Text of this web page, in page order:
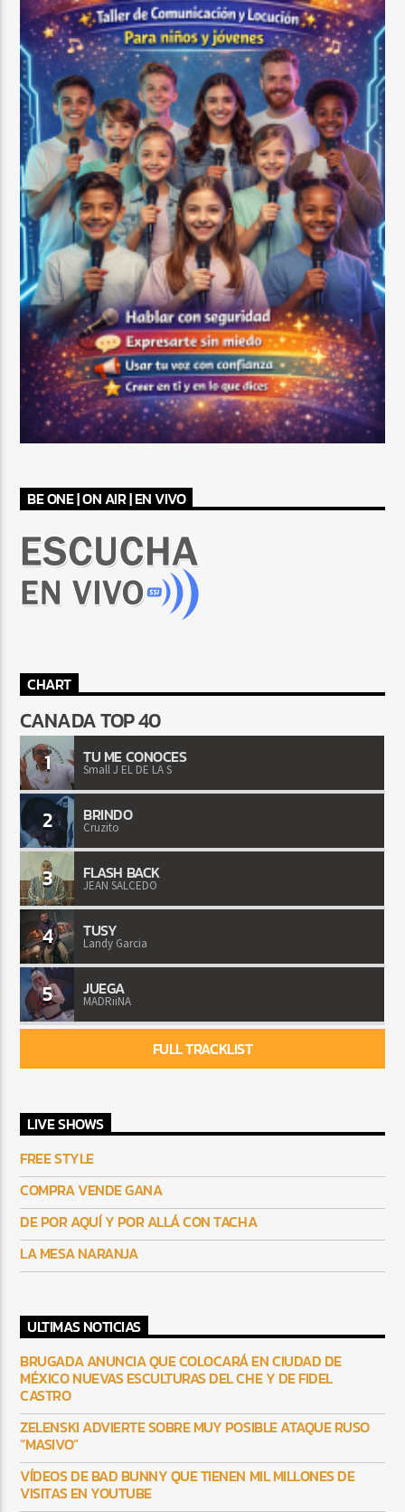
BE ONE | ON AIR | EN VIVO
CHART
CANADA TOP 40
1 TU ME CONOCES
Small J EL DE LA S
2 BRINDO
Cruzito
3 FLASH BACK
JEAN SALCEDO
4 TUSY
Landy Garcia
5 JUEGA
MADRiiNA
FULL TRACKLIST
LIVE SHOWS
FREE STYLE
COMPRA VENDE GANA
DE POR AQUÍ Y POR ALLÁ CON TACHA
LA MESA NARANJA
ULTIMAS NOTICIAS
BRUGADA ANUNCIA QUE COLOCARÁ EN CIUDAD DE
MÉXICO NUEVAS ESCULTURAS DEL CHE Y DE FIDEL
CASTRO
ZELENSKI ADVIERTE SOBRE MUY POSIBLE ATAQUE RUSO
“MASIVO”
VÍDEOS DE BAD BUNNY QUE TIENEN MIL MILLONES DE
VISITAS EN YOUTUBE